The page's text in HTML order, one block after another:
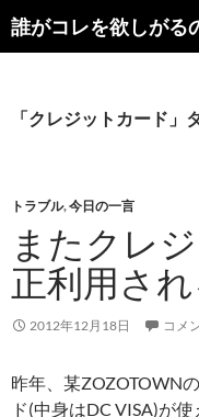
コ
ン
キ
誰がコレを欲しがる
検
索
「クレジットカード」
トラブル,今日の一言
またクレ
正利用され
2012年12月18日 コメ
昨年、某ZOZOTOWN
ド(中身はDC VISA)が